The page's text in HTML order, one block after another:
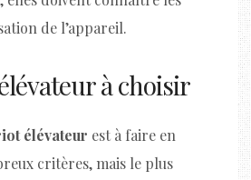
de l’appareil.
à choisir
élévateur est à faire en
critères, mais le plus